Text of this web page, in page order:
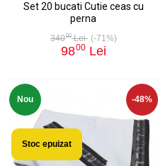
Set 20 bucati Cutie ceas cu
perna
34000Lei (-71%)
9800 Lei
Nou -48%
Stoc epuizat